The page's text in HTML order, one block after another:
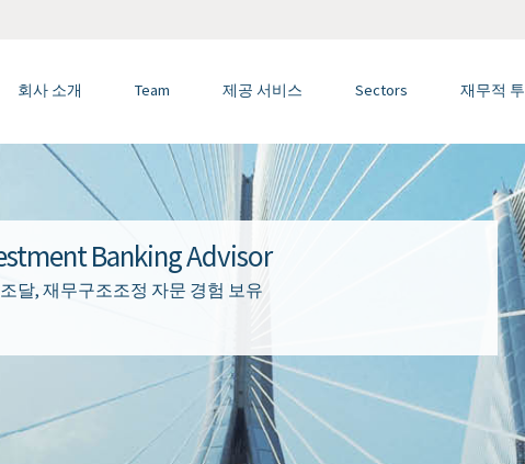
회사 소개 Team 제공 서비스 Sectors 재무적
Banking Advisor
달, 재무구조조정 자문 경험 보유